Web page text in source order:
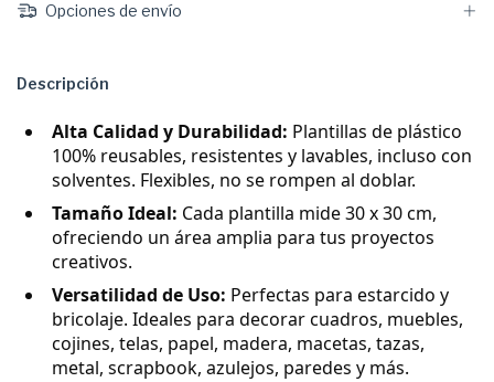
Opciones de envío
Descripción
Alta Calidad y Durabilidad: Plantillas de plástico
100% reusables, resistentes y lavables, incluso con
solventes. Flexibles, no se rompen al doblar.
Tamaño Ideal: Cada plantilla mide 30 x 30 cm,
ofreciendo un área amplia para tus proyectos
creativos.
Versatilidad de Uso: Perfectas para estarcido y
bricolaje. Ideales para decorar cuadros, muebles,
cojines, telas, papel, madera, macetas, tazas,
metal, scrapbook, azulejos, paredes y más.